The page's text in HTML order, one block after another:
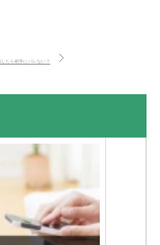
たら相手にバレない？